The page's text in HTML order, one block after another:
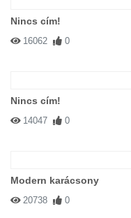
Nincs cím!
16062 0
Nincs cím!
14047 0
Modern karácsony
20738 0